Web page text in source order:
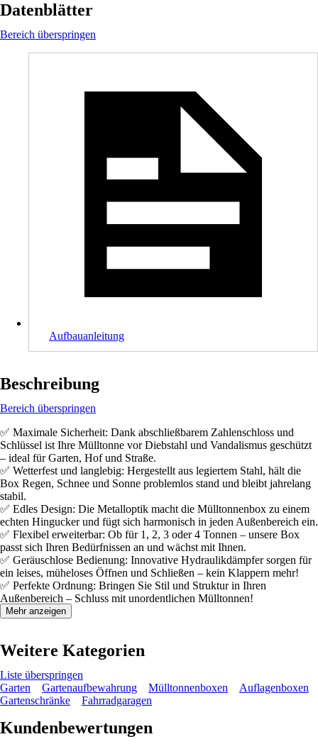
Datenblätter
Bereich überspringen
Aufbauanleitung
Beschreibung
Bereich überspringen
✅ Maximale Sicherheit: Dank abschließbarem Zahlenschloss und
Schlüssel ist Ihre Mülltonne vor Diebstahl und Vandalismus geschützt
– ideal für Garten, Hof und Straße.
✅ Wetterfest und langlebig: Hergestellt aus legiertem Stahl, hält die
Box Regen, Schnee und Sonne problemlos stand und bleibt jahrelang
stabil.
✅ Edles Design: Die Metalloptik macht die Mülltonnenbox zu einem
echten Hingucker und fügt sich harmonisch in jeden Außenbereich ein.
✅ Flexibel erweiterbar: Ob für 1, 2, 3 oder 4 Tonnen – unsere Box
passt sich Ihren Bedürfnissen an und wächst mit Ihnen.
✅ Geräuschlose Bedienung: Innovative Hydraulikdämpfer sorgen für
ein leises, müheloses Öffnen und Schließen – kein Klappern mehr!
✅ Perfekte Ordnung: Bringen Sie Stil und Struktur in Ihren
Außenbereich – Schluss mit unordentlichen Mülltonnen!
Mehr anzeigen
Weitere Kategorien
Liste überspringen
Garten
Gartenaufbewahrung Mülltonnenboxen
Auflagenboxen
Gartenschränke
Fahrradgaragen
Kundenbewertungen